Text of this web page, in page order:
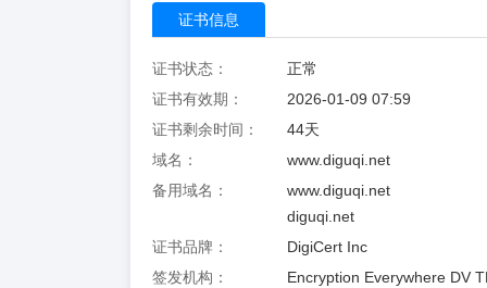
证书信息
证书状态：
正常
证书有效期：
2026-01-09 07:59
证书剩余时间：
44天
域名：
www.diguqi.net
备用域名：
www.diguqi.net
diguqi.net
证书品牌：
DigiCert Inc
签发机构：
Encryption Everywhere DV